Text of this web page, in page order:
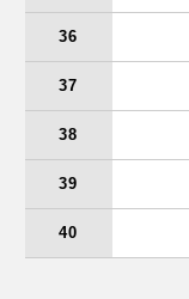
36
37
38
39
40